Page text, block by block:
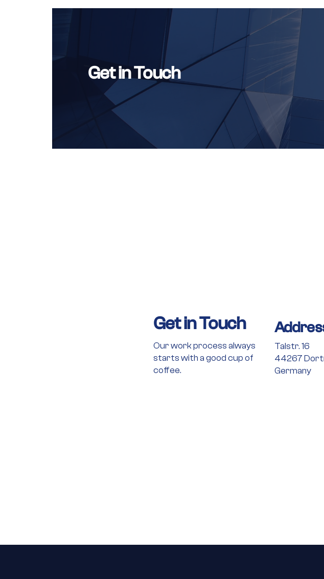
Get in Touch
Get in Touch
Our work process always
starts with a good cup of
coffee.
Talstr. 16
44267
Germany